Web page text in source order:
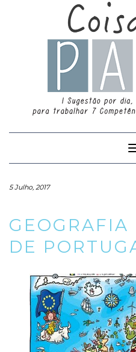
5 Julho, 2017
DE